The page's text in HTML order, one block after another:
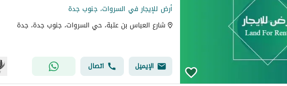
أرض للإيجار في السروات، جنوب جدة
شارع العباس بن عتبة، حي السروات، جنوب جدة، جدة
الإيميل اتصال